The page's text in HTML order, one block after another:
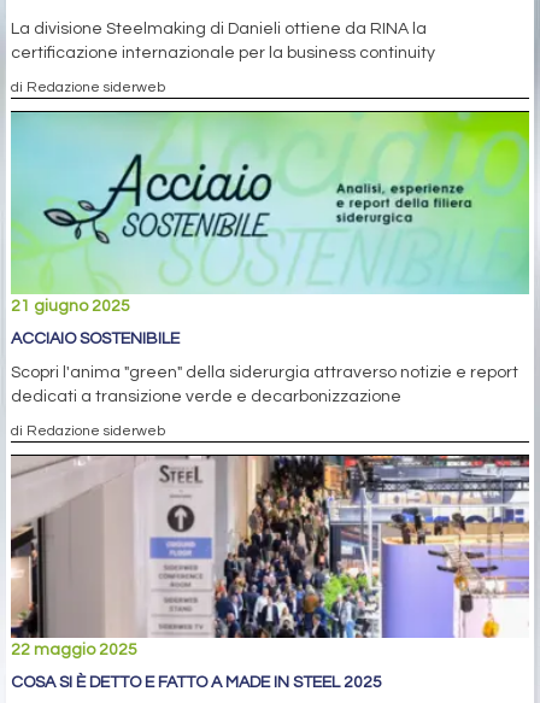
La divisione Steelmaking di Danieli ottiene da RINA la
certificazione internazionale per la business continuity
di Redazione siderweb
21 giugno 2025
ACCIAIO SOSTENIBILE
Scopri l'anima "green" della siderurgia attraverso notizie e report
dedicati a transizione verde e decarbonizzazione
di Redazione siderweb
22 maggio 2025
COSA SI È DETTO E FATTO A MADE IN STEEL 2025